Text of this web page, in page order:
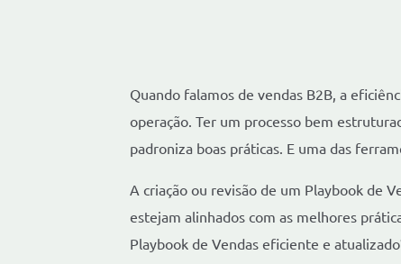
Quando falamos de vendas B2B, a
operação. Ter um processo bem
padroniza boas práticas. E uma das
A criação ou revisão de um Playbook de
estejam alinhados com as melhores
Playbook de Vendas eficiente e